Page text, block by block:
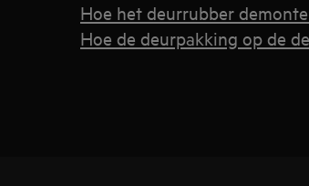
Hoe het deurrubber
Hoe de deurpakking op de